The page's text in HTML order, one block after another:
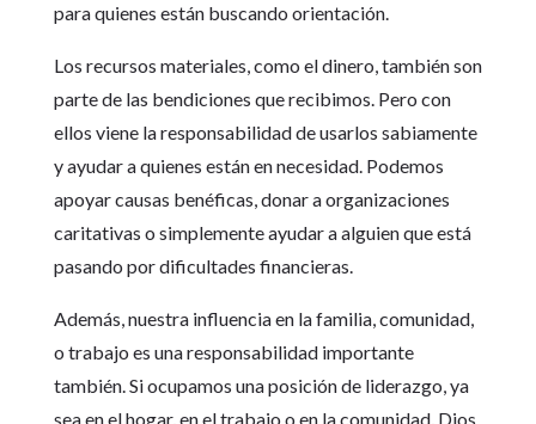
para quienes están buscando orientación.
Los recursos materiales, como el dinero, también son
parte de las bendiciones que recibimos. Pero con
ellos viene la responsabilidad de usarlos sabiamente
y ayudar a quienes están en necesidad. Podemos
apoyar causas benéficas, donar a organizaciones
caritativas o simplemente ayudar a alguien que está
pasando por dificultades financieras.
Además, nuestra influencia en la familia, comunidad,
o trabajo es una responsabilidad importante
también. Si ocupamos una posición de liderazgo, ya
sea en el hogar, en el trabajo o en la comunidad, Dios